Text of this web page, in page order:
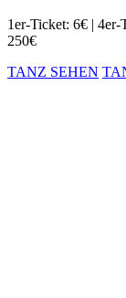
1er-Ticket: 6€ | 4er-
250€
TANZ SEHEN